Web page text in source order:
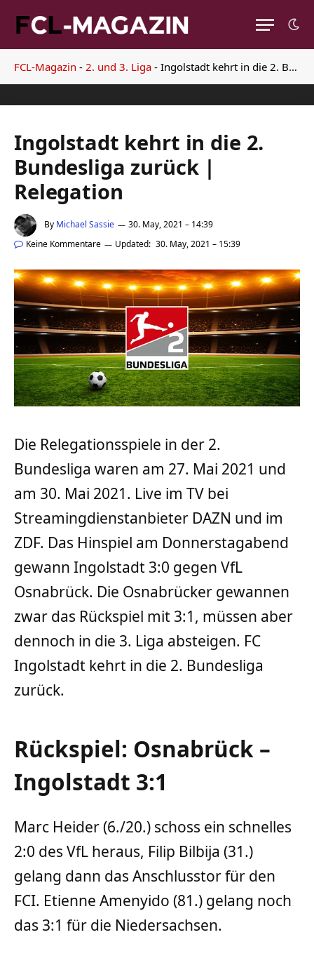
FCL-Magazin - 2. und 3. Liga - Ingolstadt kehrt in die 2. Bundesliga zurück | Relegation
Ingolstadt kehrt in die 2.
Bundesliga zurück |
Relegation
By Michael Sassie
30. May, 2021 – 14:39
Keine Kommentare
Updated: 30. May, 2021 – 15:39
Die Relegationsspiele in der 2.
Bundesliga waren am 27. Mai 2021 und
am 30. Mai 2021. Live im TV bei
Streamingdienstanbieter DAZN und im
ZDF. Das Hinspiel am Donnerstagabend
gewann Ingolstadt 3:0 gegen VfL
Osnabrück. Die Osnabrücker gewannen
zwar das Rückspiel mit 3:1, müssen aber
dennoch in die 3. Liga absteigen. FC
Ingolstadt kehrt in die 2. Bundesliga
zurück.
Rückspiel: Osnabrück –
Ingolstadt 3:1
Marc Heider (6./20.) schoss ein schnelles
2:0 des VfL heraus, Filip Bilbija (31.)
gelang dann das Anschlusstor für den
FCI. Etienne Amenyido (81.) gelang noch
das 3:1 für die Niedersachsen.